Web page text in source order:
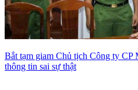
Bắt tạm giam Chủ tịch Công ty CP
thông tin sai sự thật